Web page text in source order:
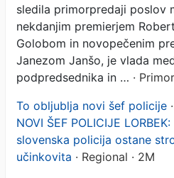
sledila primorpredaji poslov
nekdanjim premierjem
Golobom in novopečenim
Janezom Janšo, je vlada
podpredsednika in … ·
To obljublja novi šef policije
NOVI ŠEF POLICIJE
slovenska policija ostane
učinkovita · Regional · 2M